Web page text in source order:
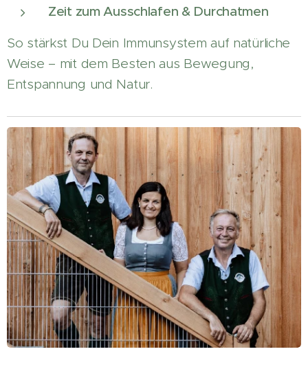
Zeit zum Ausschlafen & Durchatmen
So stärkst Du Dein Immunsystem auf natürliche
Weise – mit dem Besten aus Bewegung,
Entspannung und Natur.